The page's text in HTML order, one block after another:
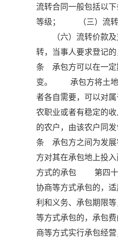
流转合同一般包括以
等级； （三）流转
（六）流转价款及
转，当事人要求登记
条 承包方可以在一定
变。 承包方将土地
者各自需要，可以对
农职业或者有稳定的
的农户，由该农户同
条 承包方之间为发
方对其在承包地上投
方式的承包 第四十
协商等方式承包的，
利和义务、承包期限
等方式承包的，承包
商等方式实行承包经